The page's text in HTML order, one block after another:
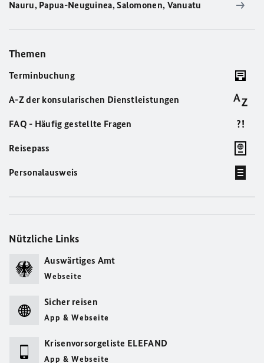
Nauru, Papua-Neuguinea, Salomonen, Vanuatu
Themen
Terminbuchung
A-Z der konsularischen Dienstleistungen
FAQ - Häufig gestellte Fragen
Reisepass
Personalausweis
Nützliche Links
Auswärtiges Amt
Webseite
Sicher reisen
App & Webseite
Krisenvorsorgeliste ELEFAND
App & Webseite